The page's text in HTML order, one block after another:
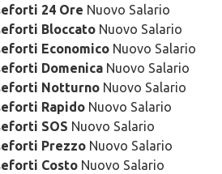
24 Ore Nuovo Salario
Bloccato Nuovo Salario
Economico Nuovo Salario
Domenica Nuovo Salario
Notturno Nuovo Salario
Rapido Nuovo Salario
SOS Nuovo Salario
Prezzo Nuovo Salario
Costo Nuovo Salario